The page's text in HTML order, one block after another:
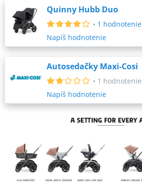
Quinny Hubb Duo
• 1 hodnotenie
Napíš hodnotenie
Autosedačky Maxi-Cosi
• 1 hodnotenie
Napíš hodnotenie